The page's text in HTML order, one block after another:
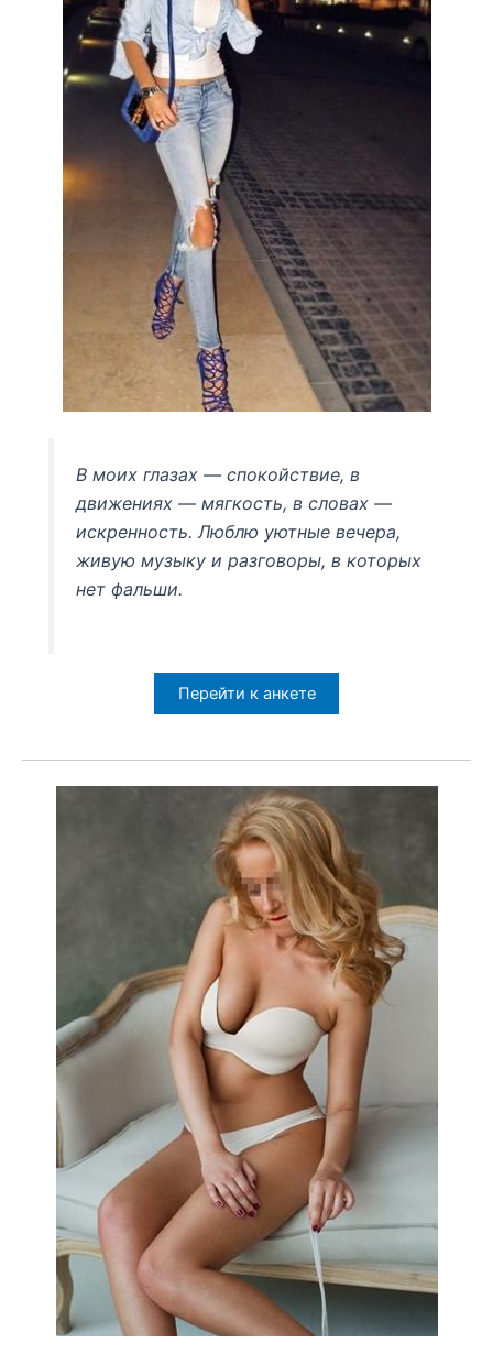
В моих глазах — спокойствие, в
движениях — мягкость, в словах —
искренность. Люблю уютные вечера,
живую музыку и разговоры, в которых
нет фальши.
Перейти к анкете